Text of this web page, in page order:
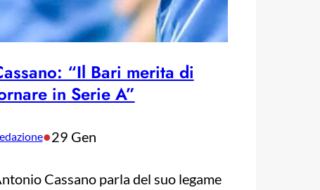
“Il Bari merita di
in Serie A”
•29 Gen
Cassano parla del suo legame